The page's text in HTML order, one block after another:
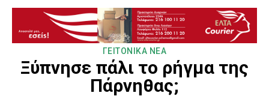
ΓΕΙΤΟΝΙΚΑ ΝΕΑ
Ξύπνησε πάλι το ρήγμα της
Πάρνηθας;